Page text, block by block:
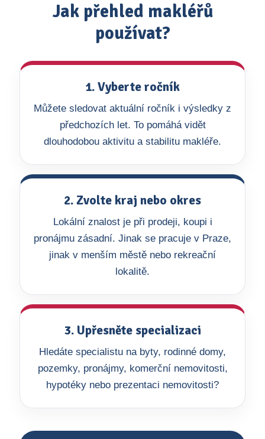
Jak přehled makléřů
používat?
1. Vyberte ročník
Můžete sledovat aktuální ročník i výsledky z
předchozích let. To pomáhá vidět
dlouhodobou aktivitu a stabilitu makléře.
2. Zvolte kraj nebo okres
Lokální znalost je při prodeji, koupi i
pronájmu zásadní. Jinak se pracuje v Praze,
jinak v menším městě nebo rekreační
lokalitě.
3. Upřesněte specializaci
Hledáte specialistu na byty, rodinné domy,
pozemky, pronájmy, komerční nemovitosti,
hypotéky nebo prezentaci nemovitosti?